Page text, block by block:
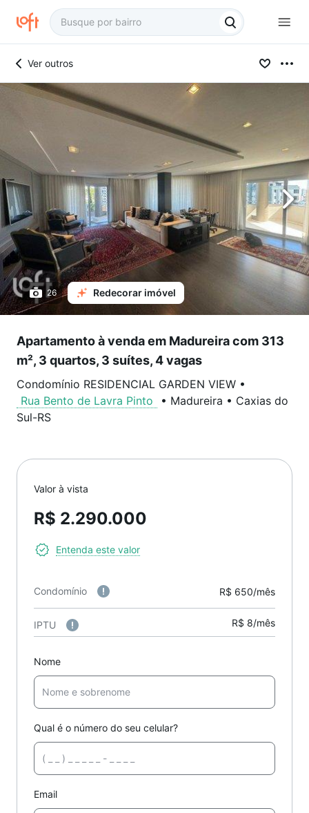
Ver outros
26 Redecorar imóvel
Apartamento à venda em Madureira com 313
m², 3 quartos, 3 suítes, 4 vagas
Condomínio RESIDENCIAL GARDEN VIEW •
Rua Bento de Lavra Pinto
• Madureira • Caxias do
Sul-RS
Valor à vista
R$ 2.290.000
Entenda este valor
Condomínio R$ 650/mês
IPTU R$ 8/mês
Nome
Qual é o número do seu celular?
Email